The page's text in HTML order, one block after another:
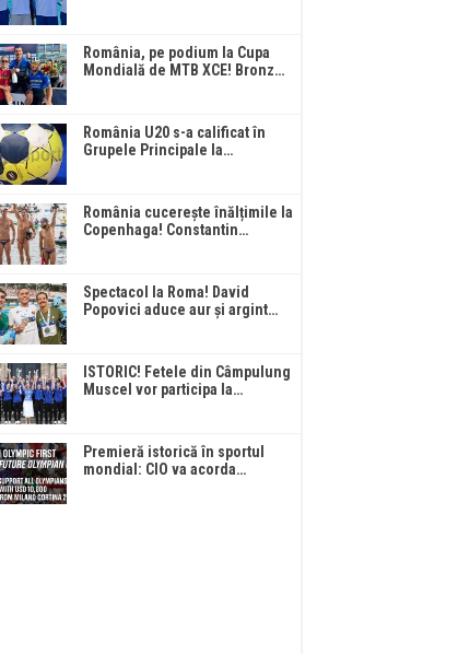
România, pe podium la Cupa
Mondială de MTB XCE! Bronz…
România U20 s-a calificat în
Grupele Principale la…
România cucerește înălțimile la
Copenhaga! Constantin…
Spectacol la Roma! David
Popovici aduce aur și argint…
ISTORIC! Fetele din Câmpulung
Muscel vor participa la…
Premieră istorică în sportul
mondial: CIO va acorda…